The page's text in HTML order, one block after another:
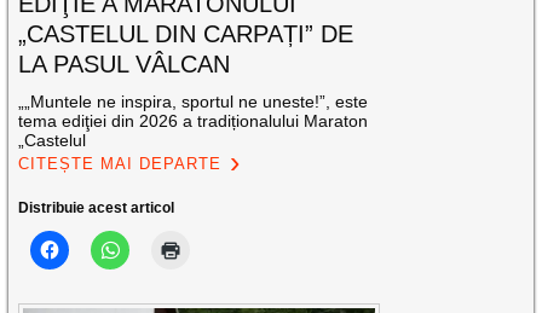
„CASTELUL DIN CARPAȚI” DE
LA PASUL VÂLCAN
„„Muntele ne inspira, sportul ne uneste!”, este
tema ediţiei din 2026 a tradiționalului Maraton
„Castelul
CITEȘTE MAI DEPARTE
Distribuie acest articol